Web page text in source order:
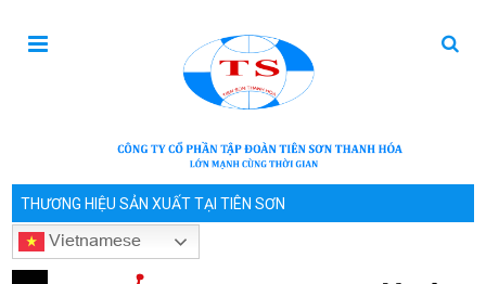
THƯƠNG HIỆU SẢN XUẤT TẠI TIÊN SƠN
Vietnamese